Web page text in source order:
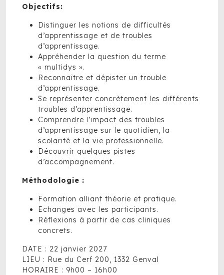
Objectifs:
Distinguer les notions de difficultés
d’apprentissage et de troubles
d’apprentissage.
Appréhender la question du terme
« multidys ».
Reconnaître et dépister un trouble
d’apprentissage.
Se représenter concrètement les différents
troubles d’apprentissage.
Comprendre l’impact des troubles
d’apprentissage sur le quotidien, la
scolarité et la vie professionnelle.
Découvrir quelques pistes
d’accompagnement.
Méthodologie :
Formation alliant théorie et pratique.
Echanges avec les participants.
Réflexions à partir de cas cliniques
concrets.
DATE : 22 janvier 2027
LIEU : Rue du Cerf 200, 1332 Genval
HORAIRE : 9h00 – 16h00